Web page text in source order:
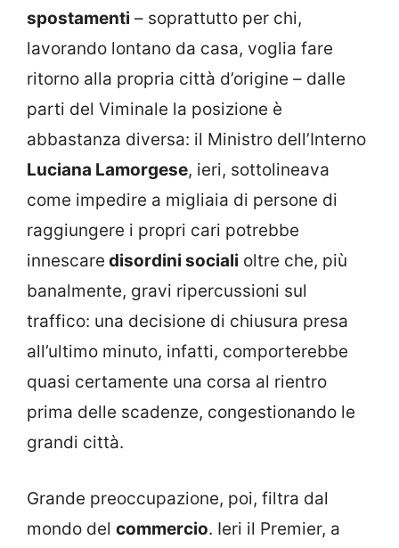
spostamenti – soprattutto per chi,
lavorando lontano da casa, voglia fare
ritorno alla propria città d’origine – dalle
parti del Viminale la posizione è
abbastanza diversa: il Ministro dell’Interno
Luciana Lamorgese, ieri, sottolineava
come impedire a migliaia di persone di
raggiungere i propri cari potrebbe
innescare disordini sociali oltre che, più
banalmente, gravi ripercussioni sul
traffico: una decisione di chiusura presa
all’ultimo minuto, infatti, comporterebbe
quasi certamente una corsa al rientro
prima delle scadenze, congestionando le
grandi città.
Grande preoccupazione, poi, filtra dal
mondo del commercio. Ieri il Premier, a